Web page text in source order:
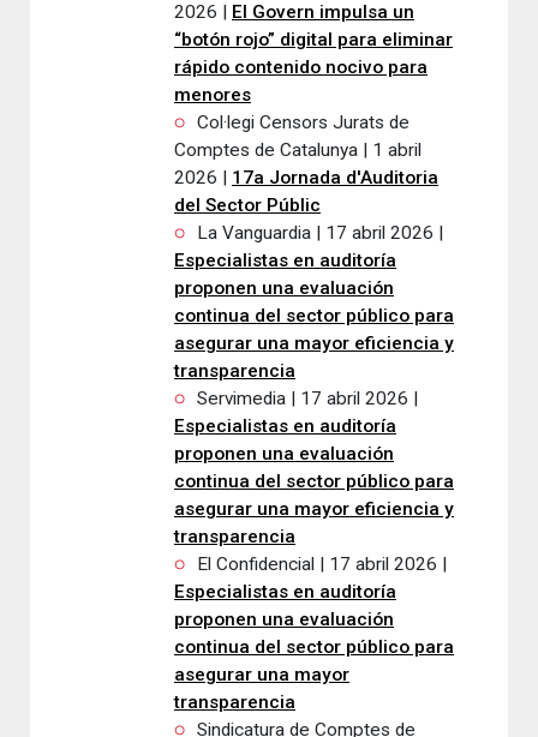
2026 | El Govern impulsa un
“botón rojo” digital para eliminar
rápido contenido nocivo para
menores
Col·legi Censors Jurats de
Comptes de Catalunya | 1 abril
2026 | 17a Jornada d'Auditoria
del Sector Públic
La Vanguardia | 17 abril 2026 |
Especialistas en auditoría
proponen una evaluación
continua del sector público para
asegurar una mayor eficiencia y
transparencia
Servimedia | 17 abril 2026 |
Especialistas en auditoría
proponen una evaluación
continua del sector público para
asegurar una mayor eficiencia y
transparencia
El Confidencial | 17 abril 2026 |
Especialistas en auditoría
proponen una evaluación
continua del sector público para
asegurar una mayor
transparencia
Sindicatura de Comptes de